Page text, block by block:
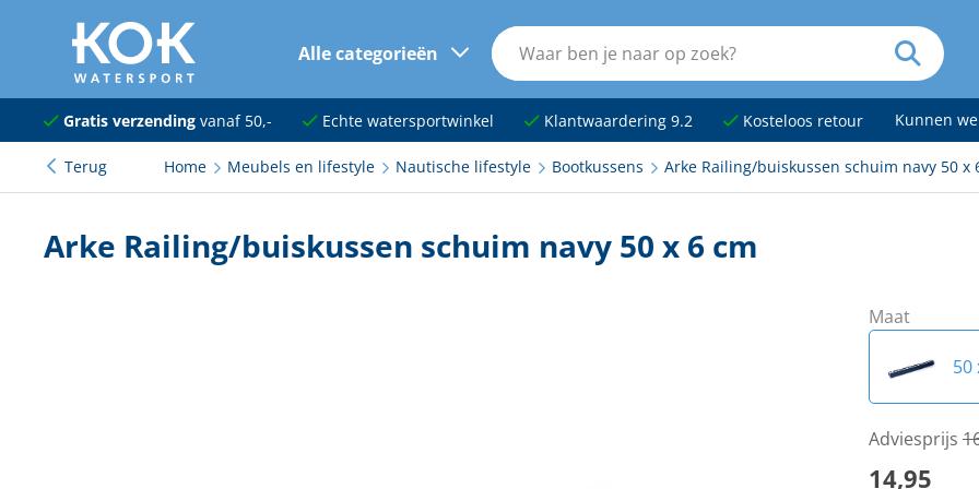
naar hoofdinhoud
Alle categorieën
Navigatie
Dekuitrusting
Onderhoud en verf
Gratis verzendingvanaf 50,- Echte watersportwinkel Klantwaardering 9.2 Kosteloos retour Kunnen
Terug Home Meubels en lifestyle Nautische lifestyle Bootkussens Arke Railing/buiskussen schuim navy 50 x
Arke Railing/buiskussen schuim navy 50 x 6 cm
Maat
50
50
Adviesprijs
14,95